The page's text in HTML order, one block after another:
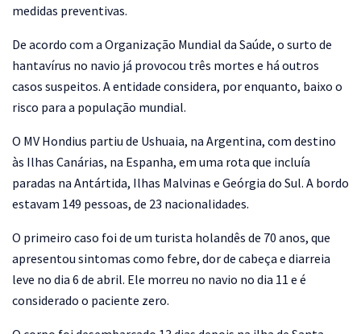
medidas preventivas.
De acordo com a Organização Mundial da Saúde, o surto de
hantavírus no navio já provocou três mortes e há outros
casos suspeitos. A entidade considera, por enquanto, baixo o
risco para a população mundial.
O MV Hondius partiu de Ushuaia, na Argentina, com destino
às Ilhas Canárias, na Espanha, em uma rota que incluía
paradas na Antártida, Ilhas Malvinas e Geórgia do Sul. A bordo
estavam 149 pessoas, de 23 nacionalidades.
O primeiro caso foi de um turista holandês de 70 anos, que
apresentou sintomas como febre, dor de cabeça e diarreia
leve no dia 6 de abril. Ele morreu no navio no dia 11 e é
considerado o paciente zero.